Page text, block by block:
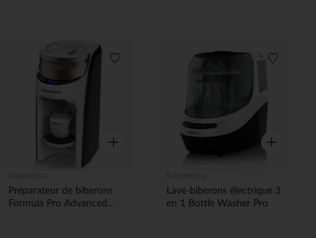
Liste de souhaits
Aperçu rapide
Préparateur de biberons
Formula Pro Advanced
Aperçu
Lave-biberons électrique 3
en 1 Bottle Washer Pro